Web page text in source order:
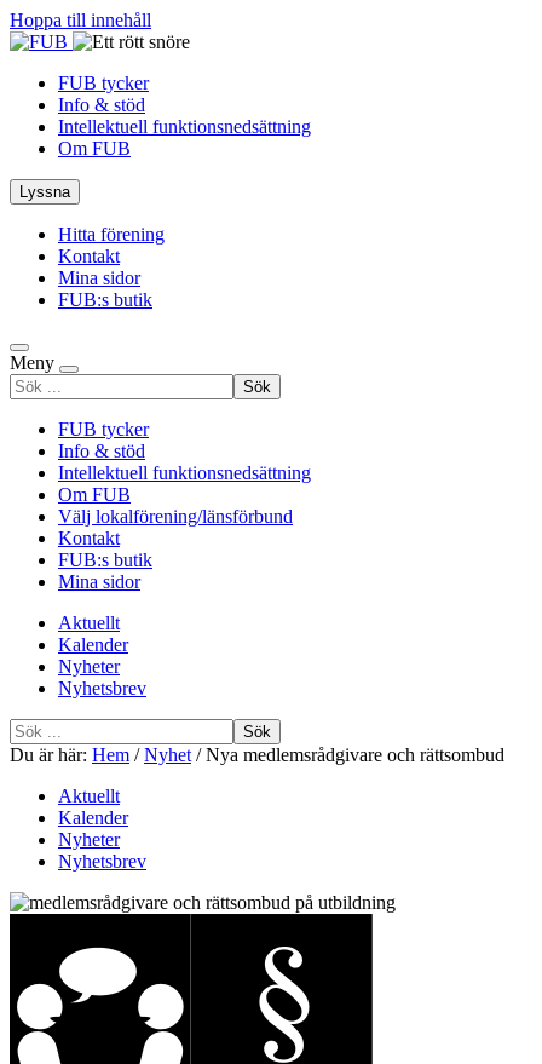
Hoppa till innehåll
FUB tycker
Info & stöd
Intellektuell funktionsnedsättning
Om FUB
Lyssna
Hitta förening
Kontakt
Mina sidor
FUB:s butik
Meny
Sök
efter
FUB tycker
Info & stöd
Intellektuell funktionsnedsättning
Om FUB
Välj lokalförening/länsförbund
Kontakt
FUB:s butik
Mina sidor
Aktuellt
Kalender
Nyheter
Nyhetsbrev
Sök
efter
Du är här: Hem /Nyhet /Nya medlemsrådgivare och rättsombud
Aktuellt
Kalender
Nyheter
Nyhetsbrev